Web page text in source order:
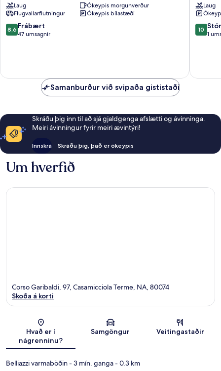
Terme
Laug
Ókeypis morgunverður
Flugvallarflutningur
Ókeypis bílastæði
8.6
af
8,6 Frábært
47 umsagnir
Terme
Laug
10.0
af
10
1
Samanburður við svipaða gististaði
Skráðu þig inn til að sjá gjaldgenga afslætti og ávinninga.
Meiri ávinningur fyrir meiri ævintýri!
Innskrá Skráðu þig, það er ókeypis
Um hverfið
Kort
Corso Garibaldi, 97, Casamicciola Terme, NA, 80074
Skoða á korti
Hvað er í
nágrenninu?
Samgöngur Veitingastaðir
Belliazzi varmaböðin- 3 mín. ganga- 0.3 km